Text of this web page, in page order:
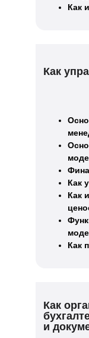
Как
Как
Как
Как
Как
Как
и